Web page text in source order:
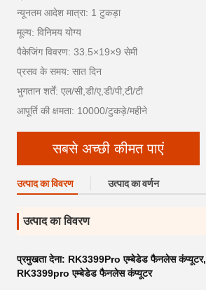
न्यूनतम आदेश मात्रा: 1 टुकड़ा
मूल्य: विनिमय योग्य
पैकेजिंग विवरण: 33.5×19×9 सेमी
प्रसव के समय: सात दिन
भुगतान शर्तें: एल/सी,डी/ए,डी/पी,टी/टी
आपूर्ति की क्षमता: 10000/टुकड़े/महीने
सबसे अच्छी कीमत पाएं
उत्पाद का विवरण उत्पाद का वर्णन
उत्पाद का विवरण
प्रमुखता देना: RK3399Pro एम्बेडेड फैनलेस कंप्यूटर,
RK3399pro एम्बेडेड फैनलेस कंप्यूटर